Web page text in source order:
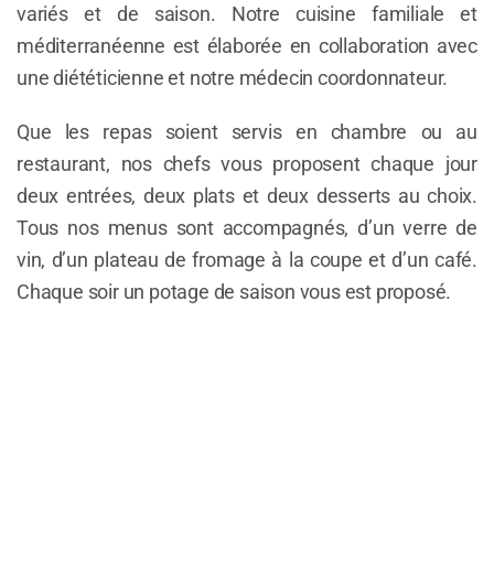
variés et de saison. Notre cuisine familiale et
méditerranéenne est élaborée en collaboration avec
une diététicienne et notre médecin coordonnateur.
Que les repas soient servis en chambre ou au
restaurant, nos chefs vous proposent chaque jour
deux entrées, deux plats et deux desserts au choix.
Tous nos menus sont accompagnés, d’un verre de
vin, d’un plateau de fromage à la coupe et d’un café.
Chaque soir un potage de saison vous est proposé.